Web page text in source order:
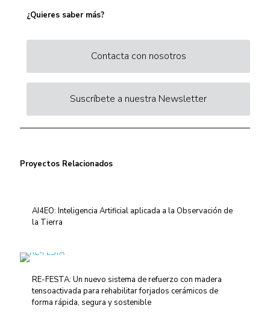
¿Quieres saber más?
Contacta con nosotros
Suscríbete a nuestra Newsletter
Proyectos Relacionados
AI4EO: Inteligencia Artificial aplicada a la Observación de
la Tierra
RE-FESTA: Un nuevo sistema de refuerzo con madera
tensoactivada para rehabilitar forjados cerámicos de
forma rápida, segura y sostenible